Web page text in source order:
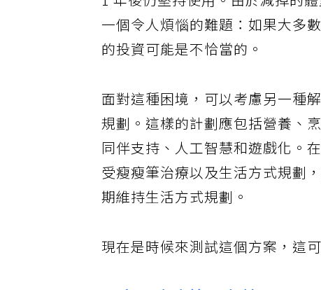
1 年後仍堅持使用。由於減掉的
一個令人煩惱的難題：如果大多
的投資可能是不恰當的。
面對這種困境，可以考慮另一種
規劃。這樣的計劃應包括營養、
同伴支持、人工智慧和遊戲化。
受瘦瘦筆治療以及生活方式規劃
期維持生活方式規劃。
現在是時候來測試這個方案，這